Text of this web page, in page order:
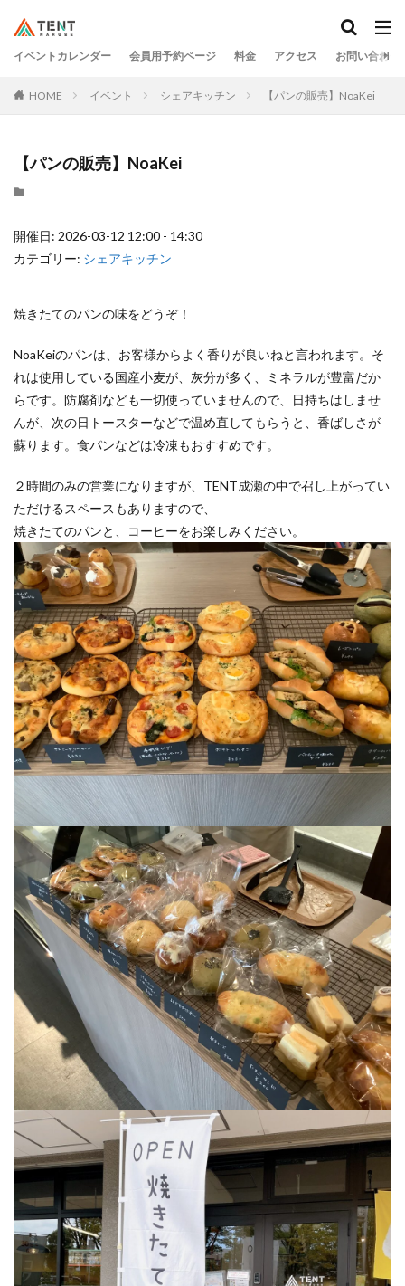
イベントカレンダー 会員用予約ページ 料金 アクセス お問い合わせ
HOME イベント シェアキッチン 【パンの販売】NoaKei
【パンの販売】NoaKei
開催日: 2026-03-12 12:00 - 14:30
カテゴリー: シェアキッチン
焼きたてのパンの味をどうぞ！
NoaKeiのパンは、お客様からよく香りが良いねと言われます。そ
れは使用している国産小麦が、灰分が多く、ミネラルが豊富だか
らです。防腐剤なども一切使っていませんので、日持ちはしませ
んが、次の日トースターなどで温め直してもらうと、香ばしさが
蘇ります。食パンなどは冷凍もおすすめです。
２時間のみの営業になりますが、TENT成瀬の中で召し上がってい
ただけるスペースもありますので、
焼きたてのパンと、コーヒーをお楽しみください。